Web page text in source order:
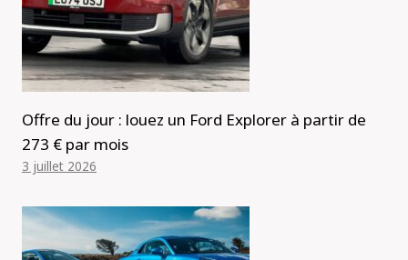
Offre du jour : louez un Ford Explorer à partir de
273 € par mois
3 juillet 2026